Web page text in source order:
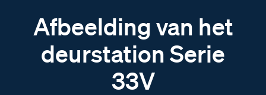
Afbeelding van het
deurstation Serie
33V